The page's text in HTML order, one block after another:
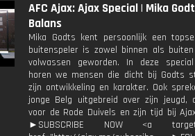
AFC Ajax: Ajax Special | Mika
Balans
Mika Godts kent persoonlijk een
buitenspeler is zowel binnen als
volwassen geworden. In deze
horen we mensen die dicht bij Godts
zijn ontwikkeling en karakter. Ook
jonge Belg uitgebreid over zijn jeugd,
voor de Rode Duivels en zijn tijd bij
►SUBSCRIBE NOW <a